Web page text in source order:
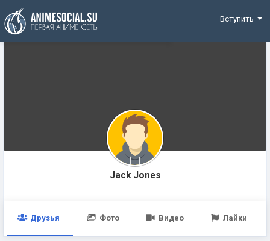
Funding
Вступить
Jack Jones
Друзья Фото Видео Лайки